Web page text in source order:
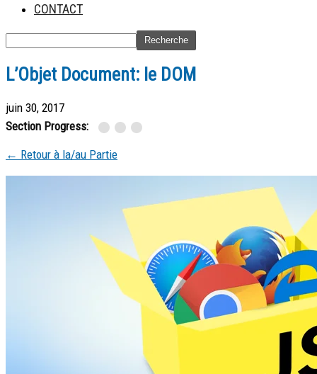
CONTACT
L’Objet Document: le DOM
juin 30, 2017
Section Progress:
← Retour à la/au Partie